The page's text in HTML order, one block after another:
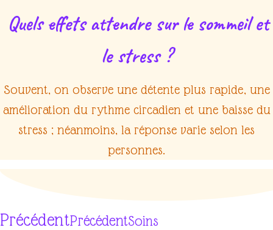
Quels effets attendre sur le sommeil et
le stress ?
Souvent, on observe une détenteplus rapide, une
amélioration du rythme circadien et une baisse du
stress ; néanmoins, la réponse varie selon les
personnes.
PrécédentPrécédentSoins